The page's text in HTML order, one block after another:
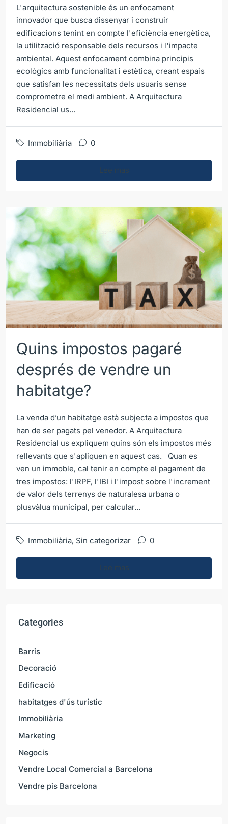
L'arquitectura sostenible és un enfocament
innovador que busca dissenyar i construir
edificacions tenint en compte l'eficiència energètica,
la utilització responsable dels recursos i l'impacte
ambiental. Aquest enfocament combina principis
ecològics amb funcionalitat i estètica, creant espais
que satisfan les necessitats dels usuaris sense
comprometre el medi ambient. A Arquitectura
Residencial us...
Immobiliària 0
Lee mas
Quins impostos pagaré
després de vendre un
habitatge?
La venda d’un habitatge està subjecta a impostos que
han de ser pagats pel venedor. A Arquitectura
Residencial us expliquem quins són els impostos més
rellevants que s'apliquen en aquest cas. Quan es
ven un immoble, cal tenir en compte el pagament de
tres impostos: l'IRPF, l'IBI i l'impost sobre l'increment
de valor dels terrenys de naturalesa urbana o
plusvàlua municipal, per calcular...
Immobiliària, Sin categorizar 0
Lee mas
Categories
Barris
Decoració
Edificació
habitatges d'ús turístic
Immobiliària
Marketing
Negocis
Vendre Local Comercial a Barcelona
Vendre pis Barcelona